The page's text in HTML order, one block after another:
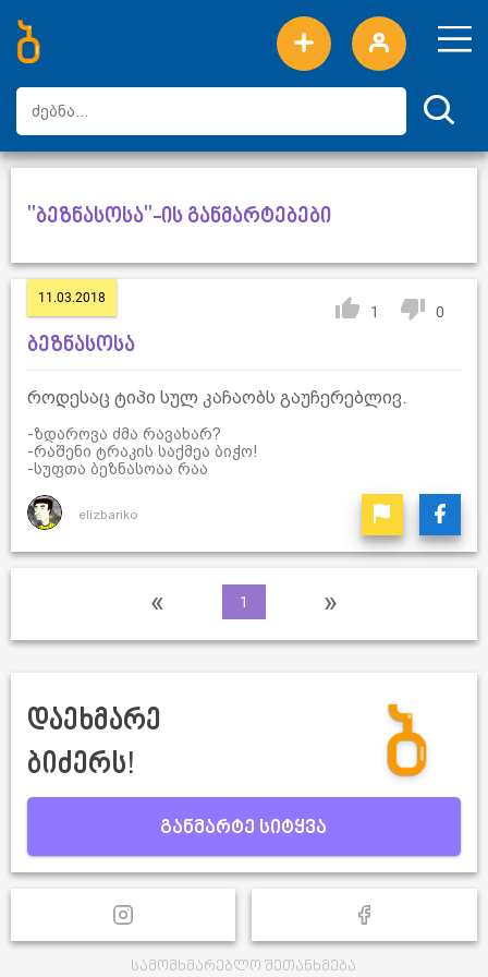
ახალი სიტყვები
ტოპ სიტყვები
დღის ტოპ სიტყვები
ტოპ მომხმარებლები
"ბეზნასოსა"-ის განმარტებები
11.03.2018
1 0
ბეზნასოსა
როდესაც ტიპი სულ კაჩაობს გაუჩერებლივ.
-ზდაროვა ძმა რავახარ?
-რაშენი ტრაკის საქმეა ბიჭო!
-სუფთა ბეზნასოაა რაა
elizbariko
« 1 »
დაეხმარე
ბიძერს!
განმარტე სიტყვა
სამომხმარებლო შეთანხმება